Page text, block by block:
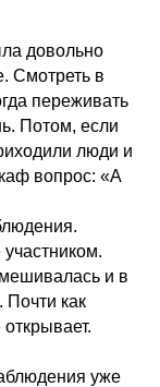
довольно
Смотреть в
переживать
Потом, если
люди и
вопрос: «А
и в
Почти как
уже